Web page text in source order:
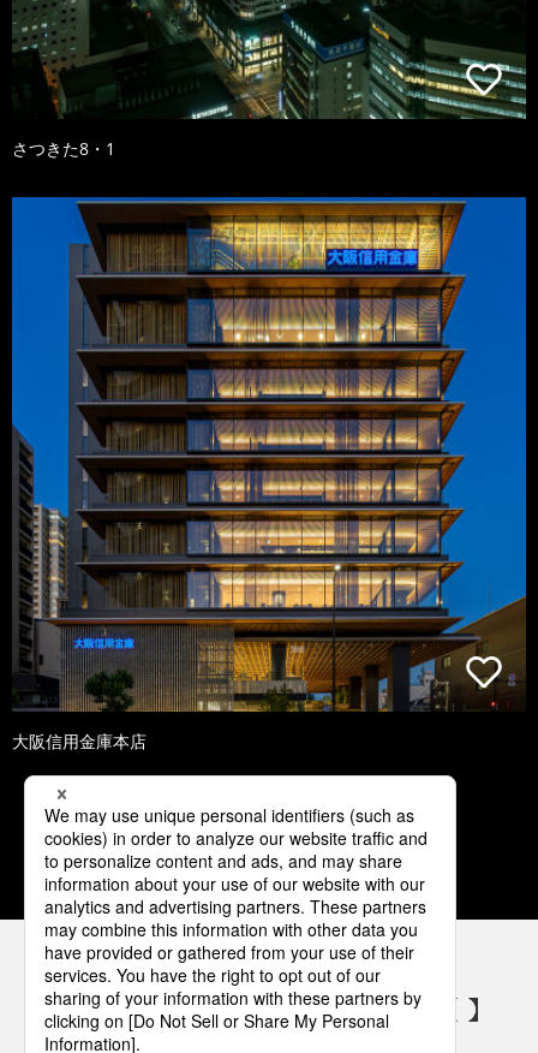
さつきた8・1
大阪信用金庫本店
1 2 3 4 5
パナソニックの電気設備 SNSアカウント